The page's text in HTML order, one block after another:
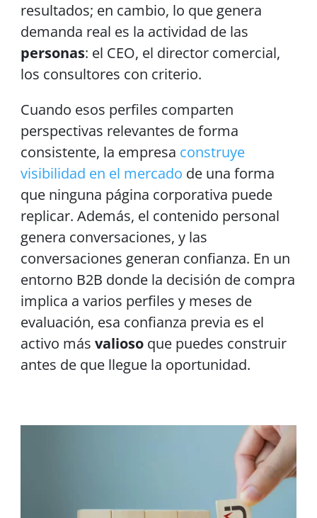
resultados; en cambio, lo que genera
demanda real es la actividad de las
personas: el CEO, el director comercial,
los consultores con criterio.
Cuando esos perfiles comparten
perspectivas relevantes de forma
consistente, la empresa construye
visibilidad en el mercado de una forma
que ninguna página corporativa puede
replicar. Además, el contenido personal
genera conversaciones, y las
conversaciones generan confianza. En un
entorno B2B donde la decisión de compra
implica a varios perfiles y meses de
evaluación, esa confianza previa es el
activo másvalioso que puedes construir
antes de que llegue la oportunidad.